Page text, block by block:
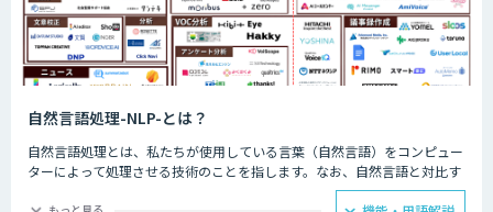
自然言語処理-NLP-とは？
自然言語処理とは、私たちが使用している言葉（自然言語）をコンピュー
ターによって処理させる技術のことを指します。なお、自然言語と対比す
る言葉として挙げられるのが人工言語です。人工言語は一般的に「プログ